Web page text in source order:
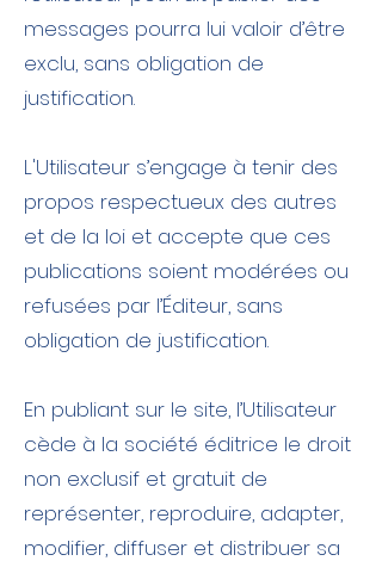
messages pourra lui valoir d’être
exclu, sans obligation de
justification.
L'Utilisateur s’engage à tenir des
propos respectueux des autres
et de la loi et accepte que ces
publications soient modérées ou
refusées par l’Éditeur, sans
obligation de justification.
En publiant sur le site, l’Utilisateur
cède à la société éditrice le droit
non exclusif et gratuit de
représenter, reproduire, adapter,
modifier, diffuser et distribuer sa